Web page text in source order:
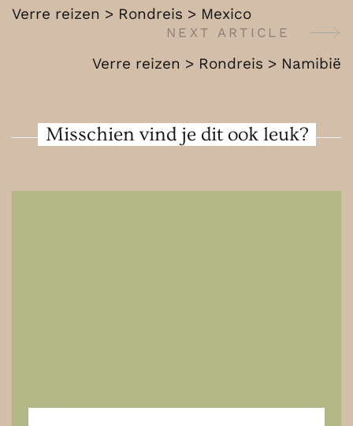
Sri
Lanka
Navigation
Verre reizen > Rondreis > Mexico
NEXT ARTICLE
Verre reizen > Rondreis > Namibië
Misschien vind je dit ook leuk?